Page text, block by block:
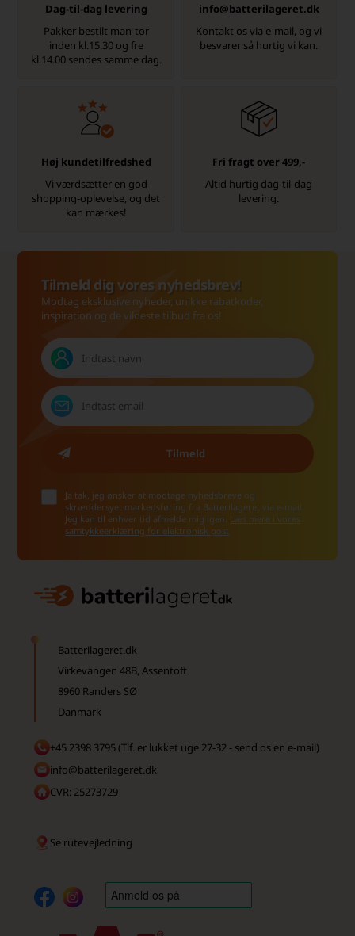
Dag-til-dag levering
Pakker bestilt man-tor
inden kl.15.30 og fre
kl.14.00 sendes samme dag.
info@batterilageret.dk
Kontakt os via e-mail, og vi
besvarer så hurtig vi kan.
Høj kundetilfredshed
Vi værdsætter en god
shopping-oplevelse, og det
kan mærkes!
Fri fragt over 499,-
Altid hurtig dag-til-dag
levering.
Tilmeld dig vores nyhedsbrev!
Modtag eksklusive nyheder, unikke rabatkoder,
inspiration og de vildeste tilbud fra os!
Ja tak, jeg ønsker at modtage nyhedsbreve og
skræddersyet markedsføring fra Batterilageret via e-mail.
Jeg kan til enhver tid afmelde mig igen. Læs mere i vores
samtykkeerklæring for elektronisk post
Batterilageret.dk
Virkevangen 48B, Assentoft
8960 Randers SØ
Danmark
+45 2398 3795 (Tlf. er lukket uge 27-32 - send os en e-mail)
info@batterilageret.dk
CVR: 25273729
Se rutevejledning